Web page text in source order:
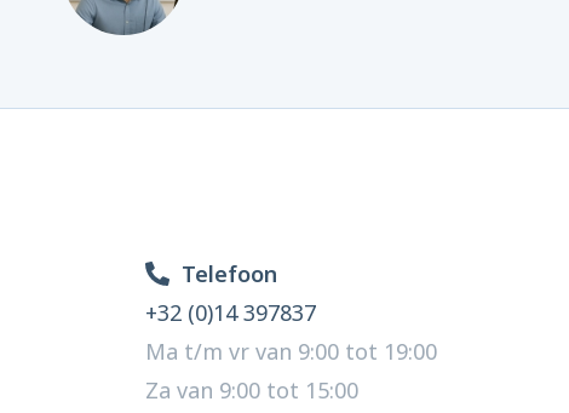
Telefoon
+32 (0)14 397837
Ma t/m vr van 9:00 tot 19:00
Za van 9:00 tot 15:00